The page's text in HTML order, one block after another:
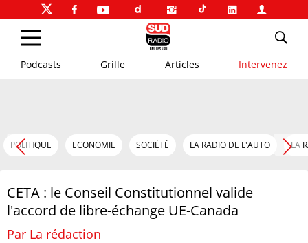
Podcasts Grille Articles Intervenez
POLITIQUE ECONOMIE SOCIÉTÉ LA RADIO DE L'AUTO LA
CETA : le Conseil Constitutionnel valide
l'accord de libre-échange UE-Canada
Par La rédaction